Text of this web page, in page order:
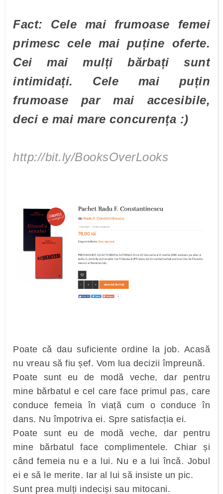
Fact: Cele mai frumoase femei
primesc cele mai puține oferte.
Cei mai mulți bărbați sunt
intimidați. Cele mai puțin
frumoase par mai accesibile,
deci e mai mare concurența :)
http://bit.ly/BooksOverLooks
Poate că dau suficiente ordine la job. Acasă
nu vreau să fiu șef. Vom lua decizii împreună.
Poate sunt eu de modă veche, dar pentru
mine bărbatul e cel care face primul pas, care
conduce femeia în viață cum o conduce în
dans. Nu împotriva ei. Spre satisfacția ei.
Poate sunt eu de modă veche, dar pentru
mine bărbatul face complimentele. Chiar și
când femeia nu e a lui. Nu e a lui încă. Jobul
ei e să le merite. Iar al lui să insiste un pic.
Sunt prea mulți indeciși sau mitocani.